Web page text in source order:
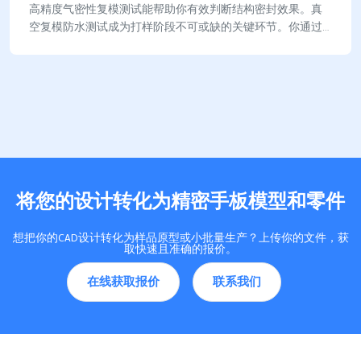
高精度气密性复模测试能帮助你有效判断结构密封效果。真
空复模防水测试成为打样阶段不可或缺的关键环节。你通过
将您的设计转化为精密手板模型和零件
想把你的CAD设计转化为样品原型或小批量生产？上传你的文件，获
取快速且准确的报价。
在线获取报价 联系我们